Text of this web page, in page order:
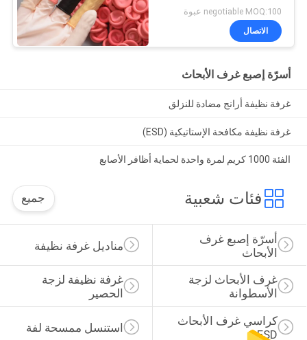
negotiable MOQ:100 عبوة
الاتصال
أسرّة إصبع غرف الأبحاث
غرفة نظيفة أرانج مضادة للنزلق
غرفة نظيفة مكافحة الإستاتيكية (ESD)
الفئة 1000 كريم لمرة واحدة لحماية أظافر الأصابع
فئات شعبية جميع
مناديل غرفة نظيفة
أسرّة إصبع غرف
الأبحاث
غرفة نظيفة لزجة
الحصير
غرف الأبحاث لزجة
الأسطوانة
استنسل ممسحة لفة
كراسي غرف الأبحاث
ESD